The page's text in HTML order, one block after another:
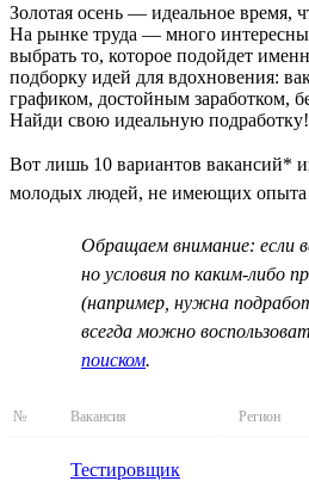
Золотая осень — идеальное время,
На рынке труда — много
выбрать то, которое подойдет
подборку идей для вдохновения:
графиком, достойным заработком,
Найди свою идеальную подработку!
Вот лишь 10 вариантов вакансий*
молодых людей, не имеющих опыта
Обращаем внимание: если
но условия по каким-либо
(например, нужна
всегда можно
поиском.
№ Вакансия Регион
Тестировщик